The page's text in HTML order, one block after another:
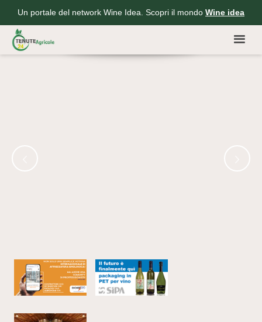
Un portale del network Wine Idea. Scopri il mondo Wine idea